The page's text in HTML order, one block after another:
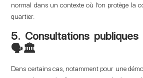
normal dans un contexte où l’on protège la
quartier.
5. Consultations publiques
🗣️🏛️
Dans certains cas, notamment pour une